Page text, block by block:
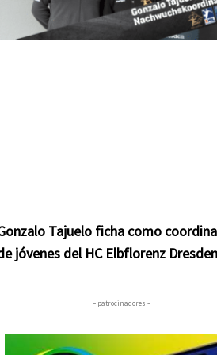
Tajuelo ficha como
jóvenes del HC Elbflorenz Dresden
– patrocinadores –